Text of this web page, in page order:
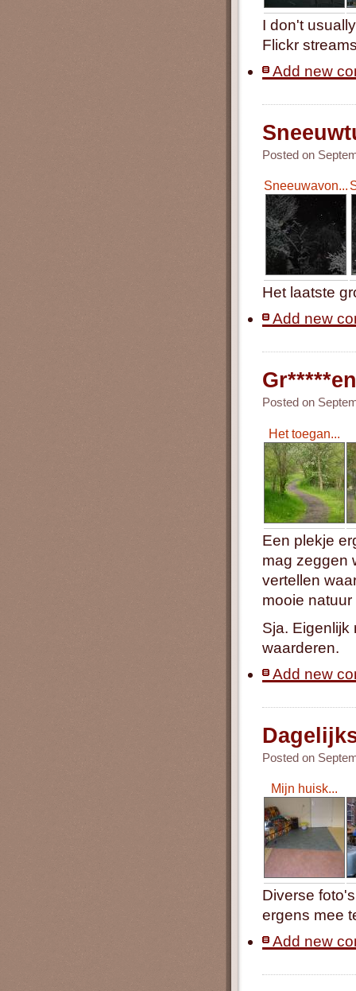
I don't
Flickr
Add new
Posted on
Sneeuwavon...
Het laatste
Add new
Gr*****en
Posted on
Het toegan...
Een plekje
mag zeggen
vertellen
mooie
Sja. Eigenlijk
waarderen.
Add new
Posted on
Mijn huisk...
Diverse
ergens mee
Add new